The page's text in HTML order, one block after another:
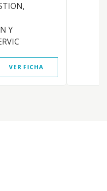
Y
VER FICHA